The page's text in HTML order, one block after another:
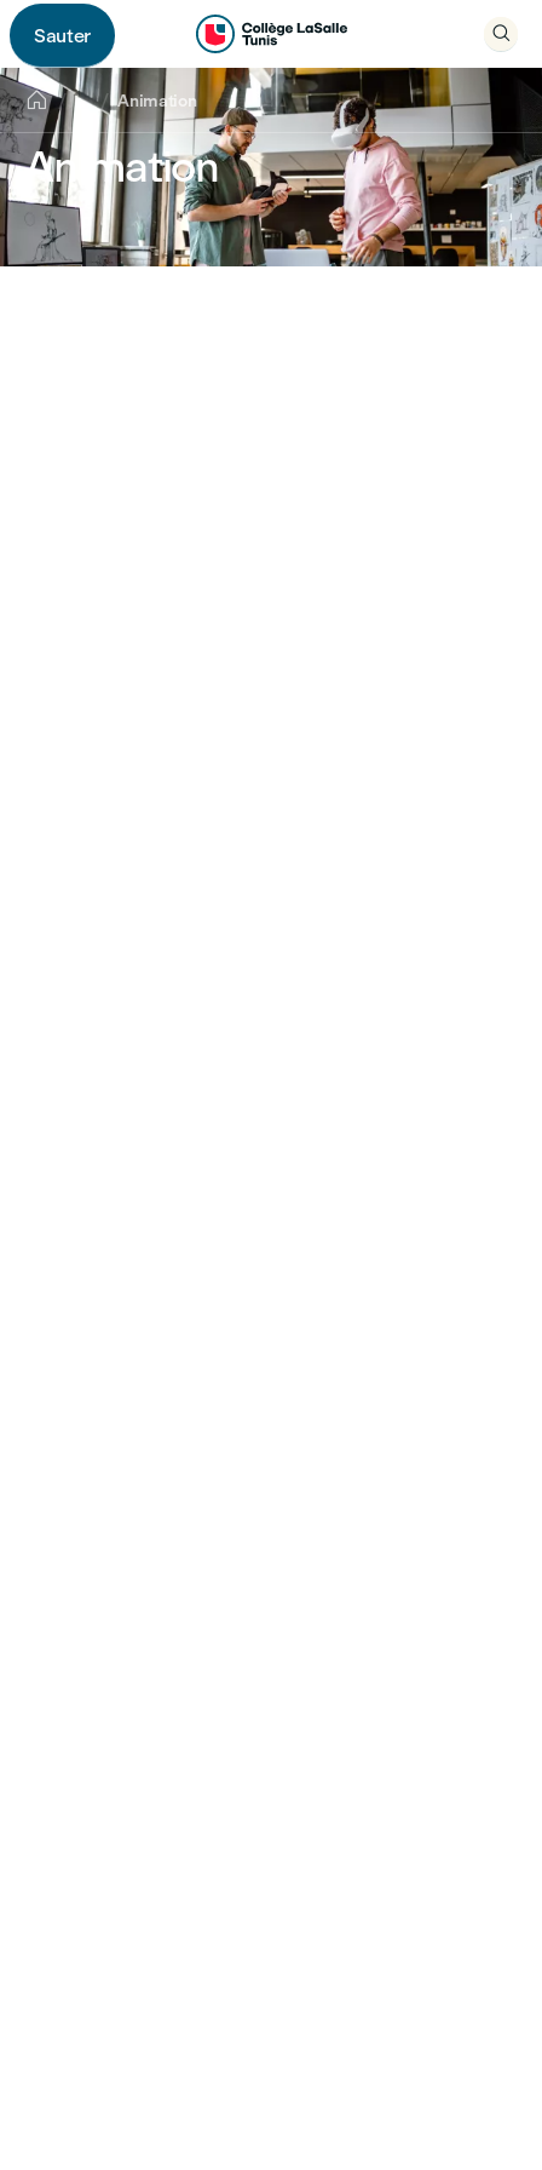
Sauter
 
 ... Animation
Animation